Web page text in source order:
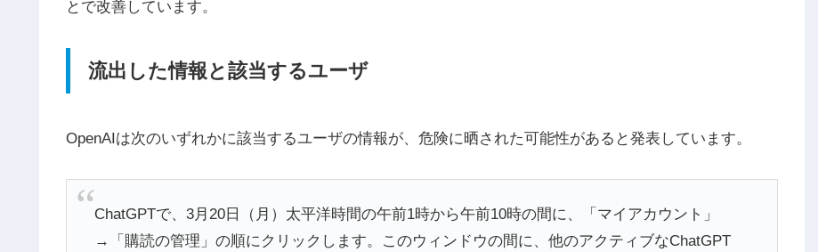
とで改善しています。
流出した情報と該当するユーザ
OpenAIは次のいずれかに該当するユーザの情報が、危険に晒された可能性があると発表しています。
ChatGPTで、3月20日（月）太平洋時間の午前1時から午前10時の間に、「マイアカウント」
→「購読の管理」の順にクリックします。このウィンドウの間に、他のアクティブなChatGPT